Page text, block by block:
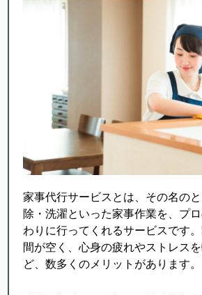
家事代行サービスとは、その名の
除・洗濯といった家事作業を、プ
わりに行ってくれるサービスです
間が空く、心身の疲れやストレス
ど、数多くのメリットがあります。